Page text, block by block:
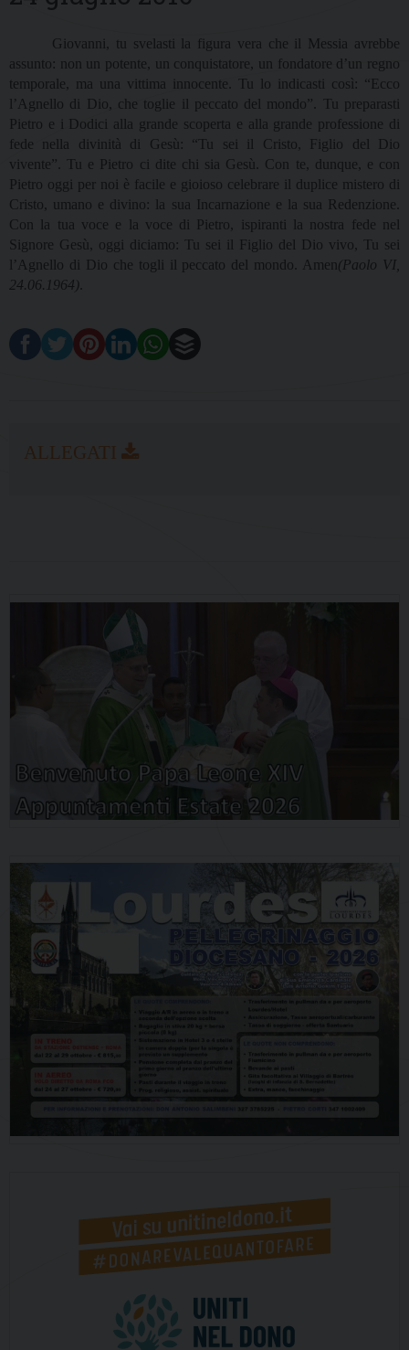
Giovanni, tu svelasti la figura vera che il Messia avrebbe
assunto: non un potente, un conquistatore, un fondatore d’un regno
temporale, ma una vittima innocente. Tu lo indicasti così: “Ecco
l’Agnello di Dio, che toglie il peccato del mondo”. Tu preparasti
Pietro e i Dodici alla grande scoperta e alla grande professione di
fede nella divinità di Gesù: “Tu sei il Cristo, Figlio del Dio
vivente”. Tu e Pietro ci dite chi sia Gesù. Con te, dunque, e con
Pietro oggi per noi è facile e gioioso celebrare il duplice mistero di
Cristo, umano e divino: la sua Incarnazione e la sua Redenzione.
Con la tua voce e la voce di Pietro, ispiranti la nostra fede nel
Signore Gesù, oggi diciamo: Tu sei il Figlio del Dio vivo, Tu sei
l’Agnello di Dio che togli il peccato del mondo. Amen(Paolo VI,
24.06.1964)